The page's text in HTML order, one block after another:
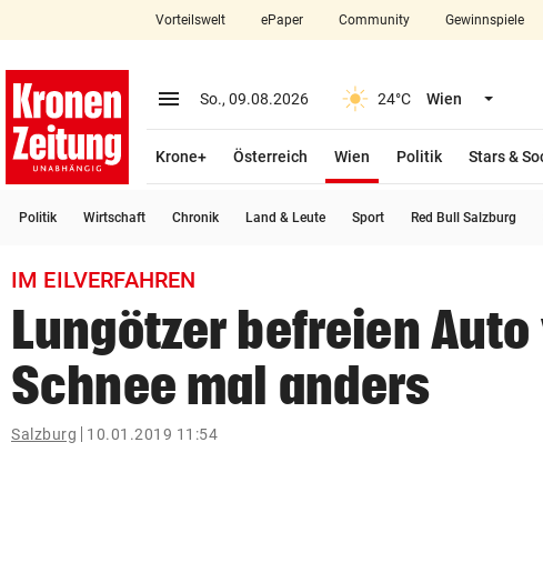
closeSchließen
account_circle Anmelden
arrow_right
search
Suchbegriff
eingeben
Vorteilswelt ePaper Community Gewinnspiele
menu Menü aufklappen
So., 09.08.2026 24°C Wien Menü
Krone+ Österreich Wien
Politik
Stars &
Politik Wirtschaft Chronik Land & Leute Sport Red Bull Salzburg
IM EILVERFAHREN
Lungötzer befreien Auto
Schnee mal anders
Salzburg 10.01.2019 11:54